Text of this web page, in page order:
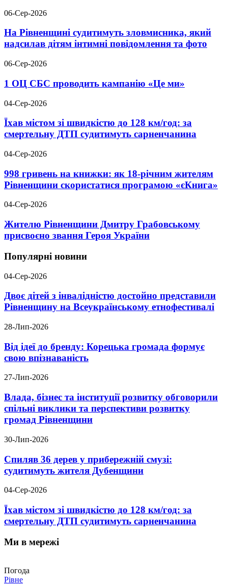
06-Сер-2026
На Рівненщині судитимуть зловмисника, який
надсилав дітям інтимні повідомлення та фото
06-Сер-2026
1 ОЦ СБС проводить кампанію «Це ми»
04-Сер-2026
Їхав містом зі швидкістю до 128 км/год: за
смертельну ДТП судитимуть сарненчанина
04-Сер-2026
998 гривень на книжки: як 18-річним жителям
Рівненщини скористатися програмою «єКнига»
04-Сер-2026
Жителю Рівненщини Дмитру Грабовському
присвоєно звання Героя України
Популярні новини
04-Сер-2026
Двоє дітей з інвалідністю достойно представили
Рівненщину на Всеукраїнському етнофестивалі
28-Лип-2026
Від ідеї до бренду: Корецька громада формує
свою впізнаваність
27-Лип-2026
Влада, бізнес та інституції розвитку обговорили
спільні виклики та перспективи розвитку
громад Рівненщини
30-Лип-2026
Спиляв 36 дерев у прибережній смузі:
судитимуть жителя Дубенщини
04-Сер-2026
Їхав містом зі швидкістю до 128 км/год: за
смертельну ДТП судитимуть сарненчанина
Ми в мережі
Погода
Рівне